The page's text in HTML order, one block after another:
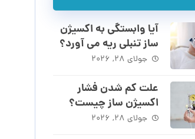
آیا وابستگی به اکسیژن
ساز تنبلی ریه می آورد؟
جولای ۲۸, ۲۰۲۶
علت کم شدن فشار
اکسیژن ساز چیست؟
جولای ۲۸, ۲۰۲۶